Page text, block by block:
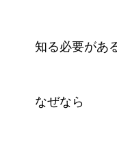
知る必要があ
なぜなら